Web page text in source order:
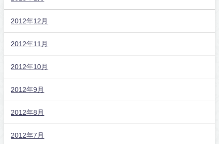
2012年12月
2012年11月
2012年10月
2012年9月
2012年8月
2012年7月